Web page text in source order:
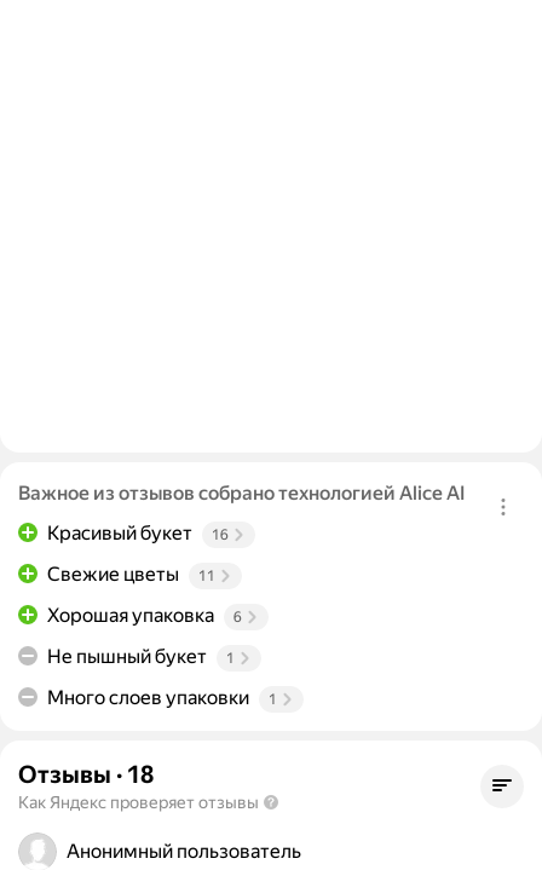
Важное из отзывов собрано технологией Alice AI
Красивый букет
16
Свежие цветы 11
Хорошая упаковка 6
Не пышный букет 1
Много слоев упаковки 1
Отзывы · 18
Как Яндекс проверяет отзывы
Анонимный пользователь